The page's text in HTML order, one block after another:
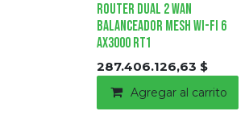
Router Dual 2 WAN
Balanceador Mesh Wi-Fi 6
AX3000 RT1
287.406.126,63 $
Agregar al carrito